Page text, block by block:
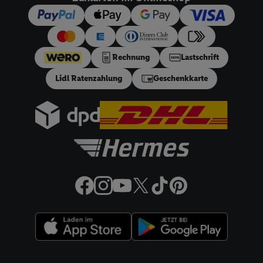
Rechnung Lastschrift
Lidl Ratenzahlung Geschenkkarte
Sofern Sie hier Ihre Zustimmung dazu erteilen und danach ein
Lidl Plus-Konto erstellen bzw. sich in Ihr bestehendes Lidl
Plus-Konto einloggen, kann darüber hinaus auch Ihre dort
angegebene E-Mail-Adresse von uns in gemeinsamer
Verantwortlichkeit mit einem der oben genannten Partner
verwendet werden, um daraus eine spezielle Online-Kennung
zu erstellen (die sogenannte EUID), die wir sodann ähnlich wie
die sogleich beschriebene Utiq-Kennung verwenden können,
um Sie in von Dritten betriebenen Diensten zu erkennen und
Ihnen personalisierte Werbung auszuspielen. Hierzu wird von
uns und einem der anderen oben genannten Partner auch Ihre
gemeinsamer Verantwortlichkeit verarbeitet.
Zudem erlauben Sie uns, der Utiq SA/NV („Utiq“) und
IhremTelekommunikationsnetzbetreiber, die Utiq-Technologie
in den Lidl-Diensten einzusetzen. Utiq prüft zunächst anhand
Ihrer IP-Adresse, ob die Technologie für Sie verfügbar ist.